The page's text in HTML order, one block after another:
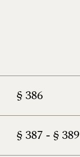
§ 386
§ 387 - § 389